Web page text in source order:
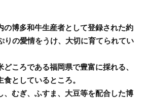
の博多和牛生産者として登録された約
りの愛情をうけ、大切に育てられてい
ころである福岡県で豊富に採れる、
としているところ。
、むぎ、ふすま、大豆等を配合した博